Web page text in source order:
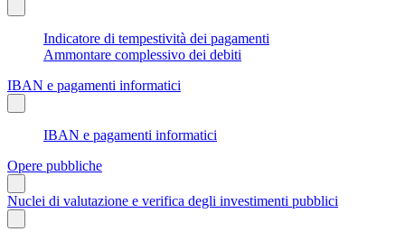
Indicatore di tempestività dei pagamenti
Ammontare complessivo dei debiti
IBAN e pagamenti informatici
IBAN e pagamenti informatici
Opere pubbliche
Nuclei di valutazione e verifica degli investimenti pubblici